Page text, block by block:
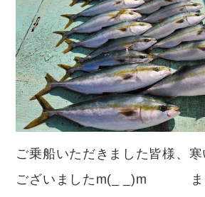
ご乗船いただきました皆様、寒
ございましたm(_ _)m ま